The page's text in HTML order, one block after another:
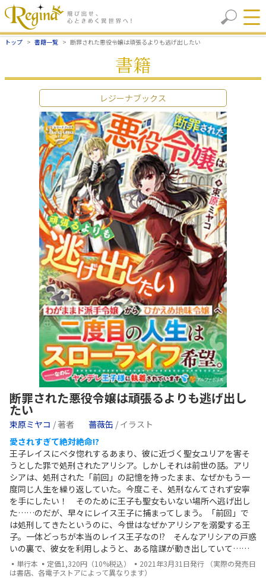
トップ 書籍一覧 断罪された悪役令嬢は頑張るよりも逃げ出したい
書籍
レジーナブックス
断罪された悪役令嬢は頑張るよりも逃げ出し
たい
束原ミヤコ / 著者 薔薇缶 / イラスト
愛されすぎて絶対絶命!?
王子レイスにベタ惚れするあまり、彼に近づく聖女ユリアを害そ
うとした罪で処刑されたアリシア。しかしそれは前世の話。アリ
シアは、処刑された「前回」の記憶を持ったまま、なぜかもう一
度同じ人生を繰り返していた。今度こそ、処刑なんてされず安寧
を手にしたい！ そのために王子も聖女もいない場所へ逃げ出し
た……のだが、早々にレイス王子に捕まってしまう。「前回」で
は処刑してきたというのに、今世はなぜかアリシアを溺愛する王
子。一体どっちが本当のレイス王子なの!? そんなアリシアの戸惑
いの裏で、彼女を利用しようと、ある陰謀が動き出していて……
▪単行本 ▪定価1,320円（10%税込） ▪2021年3月31日発行 （実際の発売日
は書店、各電子ストアによって異なります）